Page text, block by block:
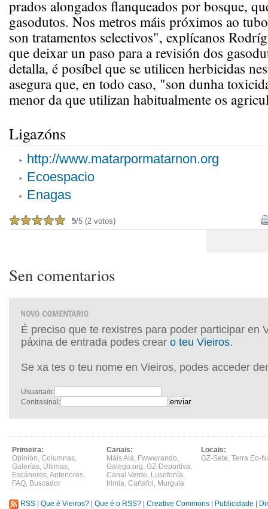
prados alongados flanqueados por bosque,
gasodutos. Nos metros máis próximos ao
son tratamentos selectivos", explícanos
que deixar un paso para a revisión dos
detalla, é posíbel que se utilicen herbicidas
asegura que, en todo caso, "son dunha
menor da que utilizan habitualmente os
Ligazóns
http://www.matarpormatarnon.org
Ecoespacio
Enagas
5/5 (2 votos)
Sen comentarios
É preciso que te rexistres para poder participar en
páxina de entrada podes crear o teu Vieiros.
Se xa tes o teu nome en Vieiros, podes acceder
Usuaria/o:
Contrasinal:
Primeira:
Opinión, Columnas,
Galerías, Últimas,
Escáneres,Anteriores,
FAQ, Buscador
Canais:
Máis Alá, Fwwwrando,
Galego.org, GZ-Deportiva,
Canal Verde, Lusofonía,
Irimia, Cartafol , Murguía
Locais:
GZ-Sete, Terra Eo-
RSS Que é Vieiros? Que é o RSS? Creative Commons Publicidade